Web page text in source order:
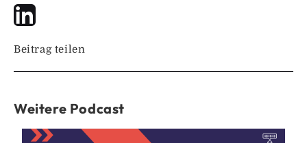
Beitrag teilen
Weitere Podcast